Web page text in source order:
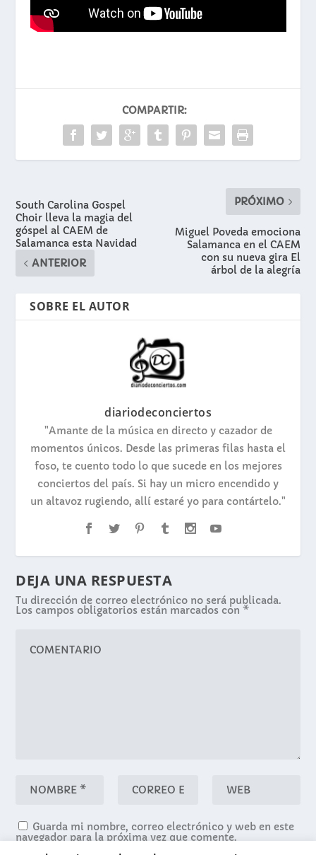
COMPARTIR:
South Carolina Gospel
Choir lleva la magia del
góspel al CAEM de
Salamanca esta Navidad
ANTERIOR
PRÓXIMO
Miguel Poveda emociona
Salamanca en el CAEM
con su nueva gira El
árbol de la alegría
SOBRE EL AUTOR
diariodeconciertos
"Amante de la música en directo y cazador de
momentos únicos. Desde las primeras filas hasta el
foso, te cuento todo lo que sucede en los mejores
conciertos del país. Si hay un micro encendido y
un altavoz rugiendo, allí estaré yo para contártelo."
DEJA UNA RESPUESTA
Tu dirección de correo electrónico no será publicada.
Los campos obligatorios están marcados con*
Guarda mi nombre, correo electrónico y web en este
navegador para la próxima vez que comente.